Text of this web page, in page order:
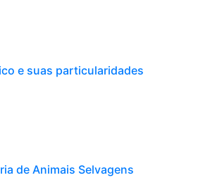
e suas particularidades
de Animais Selvagens